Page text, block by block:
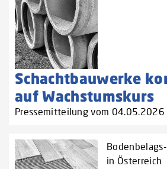
Schachtbauwerke
auf Wachstumskurs
Pressemitteilung vom 04.05.2026
in Österreich